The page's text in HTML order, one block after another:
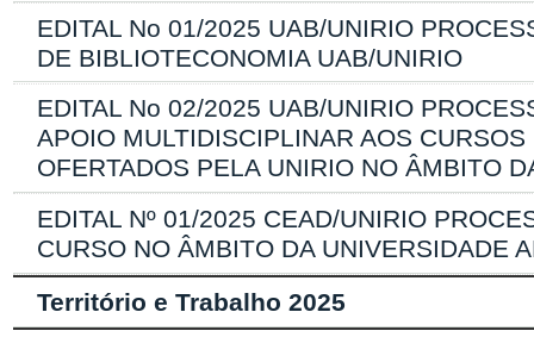
EDITAL No 01/2025 UAB/UNIRIO
DE BIBLIOTECONOMIA UAB/UNIRIO
EDITAL No 02/2025 UAB/UNIRIO
APOIO MULTIDISCIPLINAR AOS
OFERTADOS PELA UNIRIO NO ÂMBITO
EDITAL Nº 01/2025 CEAD/UNIRIO
CURSO NO ÂMBITO DA UNIVERSIDADE
Território e Trabalho 2025